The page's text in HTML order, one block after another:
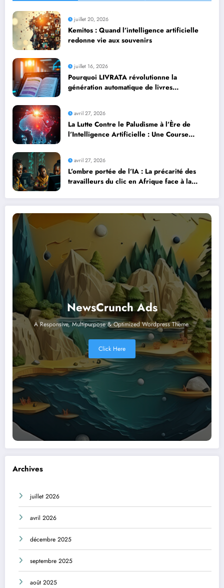
juillet 20, 2026
Kemitos : Quand l’intelligence artificielle
redonne vie aux souvenirs
juillet 16, 2026
Pourquoi LIVRATA révolutionne la
génération automatique de livres
avril 27, 2026
La Lutte Contre le Paludisme à l’Ère de
l’Intelligence Artificielle : Une Course
avril 27, 2026
L’ombre portée de l’IA : La précarité des
travailleurs du clic en Afrique face à la
NewsCrunch Ads
A Responsive, Multipurpose & Optimized Wordpress Theme.
Click Here
Archives
juillet 2026
avril 2026
décembre 2025
septembre 2025
août 2025